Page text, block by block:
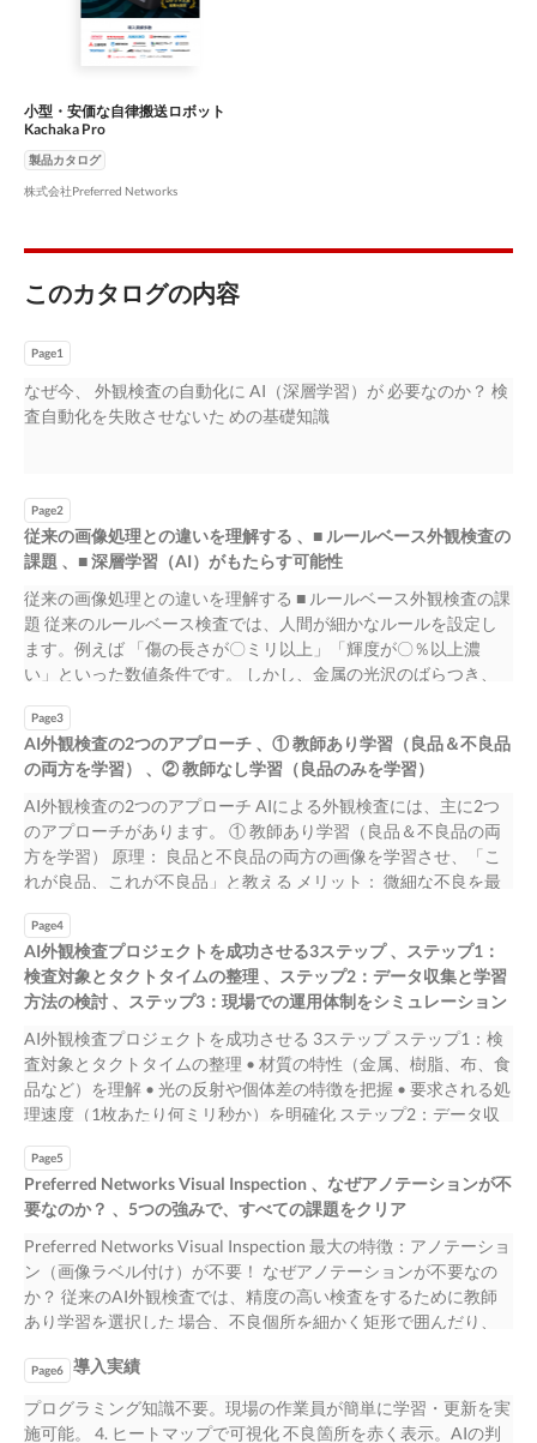
小型・安価な自律搬送ロボット
Kachaka Pro
製品カタログ
株式会社Preferred Networks
このカタログの内容
Page1
なぜ今、 外観検査の自動化に AI（深層学習）が 必要なのか？ 検
査自動化を失敗させないた めの基礎知識
Page2
従来の画像処理との違いを理解する 、■ ルールベース外観検査の
課題 、■ 深層学習（AI）がもたらす可能性
従来の画像処理との違いを理解する ■ ルールベース外観検査の課
題 従来のルールベース検査では、人間が細かなルールを設定し
ます。例えば 「傷の長さが〇ミリ以上」「輝度が〇％以上濃
い」といった数値条件です。 しかし、金属の光沢のばらつき、
ず、以下の問題が発生します： ✓ 過検出：実は良品なのに
「NG」と判定（廃棄ロス） ✓ 見逃し：実は不良品なのに
「OK」と判定（品質リスク） ✓ 品種変更時：ルール再設定に膨
大な時間が必要 ■ 深層学習（AI）がもたらす可能性 人間が細か
いルールを教える必要がなく、コンピューター自らが「良い状
態」と 「悪い状態」の違いを学び取ります。 → ベテラン検査員
の「目利き」に近い自動化が実現 → 環境変動や製品の個体差に
達成
Page3
AI外観検査の2つのアプローチ 、① 教師あり学習（良品＆不良品
の両方を学習） 、② 教師なし学習（良品のみを学習）
AI外観検査の2つのアプローチ AIによる外観検査には、主に2つ
のアプローチがあります。 ① 教師あり学習（良品＆不良品の両
方を学習） 原理： 良品と不良品の両方の画像を学習させ、「こ
れが良品、これが不良品」と教える メリット： 微細な不良を最
など ② 教師なし学習（良品のみを学習） 原理： 良品の画像だけ
を学習させ、そこから外れたものを「異常」と判定 メリット：
不良品の画像が不足しても対応可能 適用例： 多品種少量生産な
ど 2つのアプローチ比較 比較項目 教師あり学習 教師なし学習 検
出精度 極めて高い 中程度 準備工数 多い（要アノテーション） 少
ない
Page4
AI外観検査プロジェクトを成功させる​3ステップ 、ステップ1：
検査対象とタクトタイムの整理 、ステップ2：データ収集と学習
方法の検討 、ステップ3：現場での運用体制をシミュレーション
AI外観検査プロジェクトを成功させる 3ステップ ステップ1：検
査対象とタクトタイムの整理 • 材質の特性（金属、樹脂、布、食
品など）を理解 • 光の反射や個体差の特徴を把握 • 要求される処
理速度（1枚あたり何ミリ秒か）を明確化 ステップ2：データ収
いデータでの立ち上げが可能かを検討 • 詳細なアノテーション
（手作業）の工数を評価 ステップ3：現場での運用体制をシミュ
レーション • 現場の作業員が使いやすいシステムか確認 • 品種変
更時に容易に対応できるか確認 • サポート体制が充実しているか
確認 これ以外にも導入実績が多く、信頼できるAI外観検査ソフ
トウェアを選択すること も重要となってきます。
Page5
Preferred Networks Visual Inspection 、なぜアノテーションが不
要なのか？ 、5つの強みで、すべての課題をクリア
Preferred Networks Visual Inspection 最大の特徴：アノテーショ
ン（画像ラベル付け）が不要！ なぜアノテーションが不要なの
か？ 従来のAI外観検査では、精度の高い検査をするために教師
あり学習を選択した 場合、不良個所を細かく矩形で囲んだり、
がかかっていました。 Preferred Networks Visual Inspectionは、
Preferred Networks独自の深層学習 技術により、「良品」「不良
品」の2つのグループに分けるだけで、AIが自動的に不 良箇所を
Page6 導入実績
プログラミング知識不要。現場の作業員が簡単に学習・更新を実
施可能。 4. ヒートマップで可視化 不良箇所を赤く表示。AIの判